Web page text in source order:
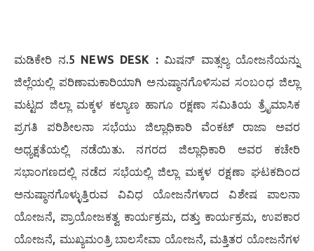
ಮಡಿಕೇರಿ ನ.5 NEWS DESK :ಮಿಷನ್ ವಾತ್ಸಲ್ಯ ಯೋಜನೆಯನ್ನು
ಜಿಲ್ಲೆಯಲ್ಲಿ ಪರಿಣಾಮಕಾರಿಯಾಗಿ ಅನುಷ್ಠಾನಗೊಳಿಸುವ ಸಂಬಂಧ ಜಿಲ್ಲಾ
ಮಟ್ಟದ ಜಿಲ್ಲಾ ಮಕ್ಕಳ ಕಲ್ಯಾಣ ಹಾಗೂ ರಕ್ಷಣಾ ಸಮಿತಿಯ ತ್ರೈಮಾಸಿಕ
ಪ್ರಗತಿ ಪರಿಶೀಲನಾ ಸಭೆಯು ಜಿಲ್ಲಾಧಿಕಾರಿ ವೆಂಕಟ್ ರಾಜಾ ಅವರ
ಅಧ್ಯಕ್ಷತೆಯಲ್ಲಿ ನಡೆಯಿತು. ನಗರದ ಜಿಲ್ಲಾಧಿಕಾರಿ ಅವರ ಕಚೇರಿ
ಸಭಾಂಗಣದಲ್ಲಿ ನಡೆದ ಸಭೆಯಲ್ಲಿ ಜಿಲ್ಲಾ ಮಕ್ಕಳ ರಕ್ಷಣಾ ಘಟಕದಿಂದ
ಅನುಷ್ಠಾನಗೊಳ್ಳುತ್ತಿರುವ ವಿವಿಧ ಯೋಜನೆಗಳಾದ ವಿಶೇಷ ಪಾಲನಾ
ಯೋಜನೆ, ಪ್ರಾಯೋಜಕತ್ವ ಕಾರ್ಯಕ್ರಮ, ದತ್ತು ಕಾರ್ಯಕ್ರಮ, ಉಪಕಾರ
ಯೋಜನೆ, ಮುಖ್ಯಮಂತ್ರಿ ಬಾಲಸೇವಾ ಯೋಜನೆ, ಮತ್ತಿತರ ಯೋಜನೆಗಳ